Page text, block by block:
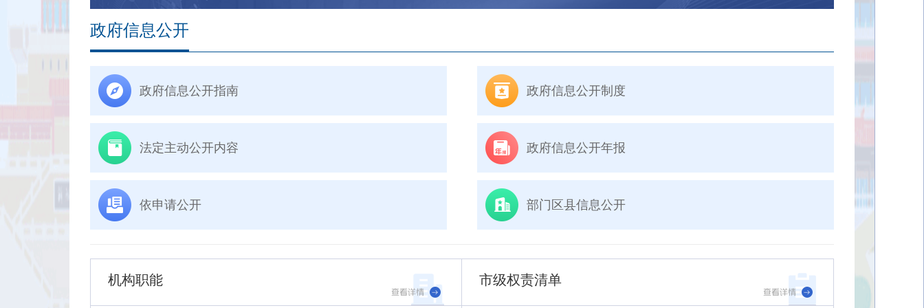
政府信息公开
政府信息公开指南 政府信息公开制度
法定主动公开内容 政府信息公开年报
依申请公开 部门区县信息公开
机构职能 市级权责清单